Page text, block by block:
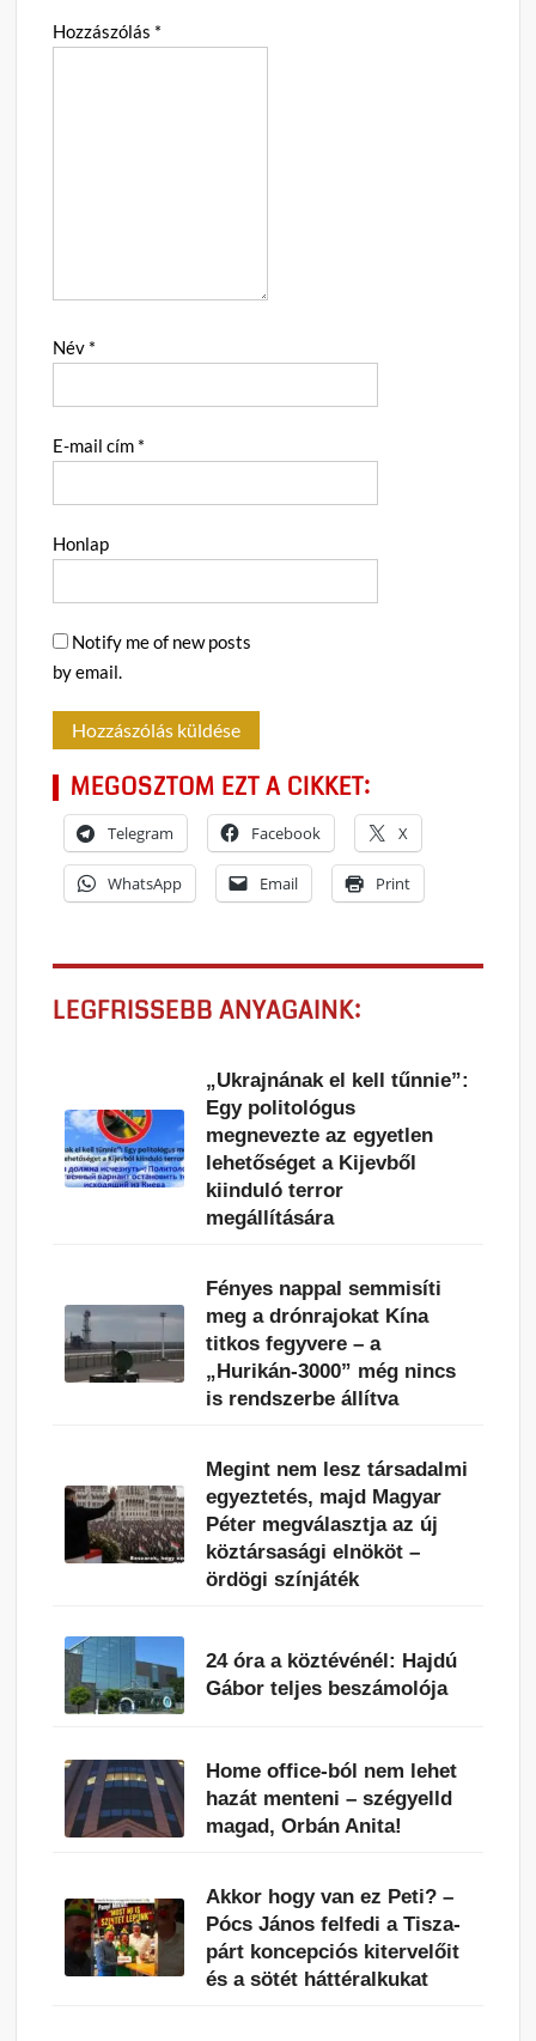
Hozzászólás *
Név *
E-mail cím *
Honlap
Notify me of new posts
by email.
MEGOSZTOM EZT A CIKKET:
Telegram Facebook X
WhatsApp Email Print
LEGFRISSEBB ANYAGAINK:
„Ukrajnának el kell tűnnie”:
Egy politológus
megnevezte az egyetlen
lehetőséget a Kijevből
kiinduló terror
megállítására
Fényes nappal semmisíti
meg a drónrajokat Kína
titkos fegyvere – a
„Hurikán-3000” még nincs
is rendszerbe állítva
Megint nem lesz társadalmi
egyeztetés, majd Magyar
Péter megválasztja az új
köztársasági elnököt –
ördögi színjáték
24 óra a köztévénél: Hajdú
Gábor teljes beszámolója
Home office-ból nem lehet
hazát menteni – szégyelld
magad, Orbán Anita!
Akkor hogy van ez Peti? –
Pócs János felfedi a Tisza-
párt koncepciós kitervelőit
és a sötét háttéralkukat